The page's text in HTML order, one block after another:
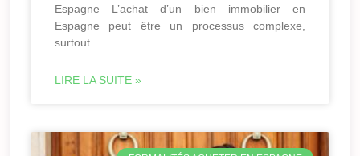
Espagne L’achat d’un bien immobilier en
Espagne peut être un processus complexe,
surtout
LIRE LA SUITE »